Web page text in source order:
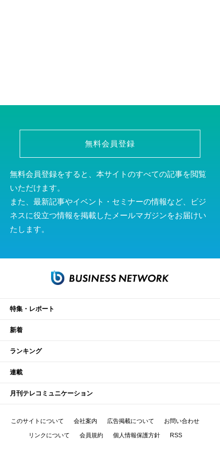
無料会員登録
無料会員登録をすると、本サイトのすべての記事を閲覧
いただけます。
また、最新記事やイベント・セミナーの情報など、ビジ
ネスに役立つ情報を掲載したメールマガジンをお届けい
たします。
特集・レポート
新着
ランキング
連載
月刊テレコミュニケーション
このサイトについて 会社案内 広告掲載について お問い合わせ
リンクについて 会員規約 個人情報保護方針 RSS